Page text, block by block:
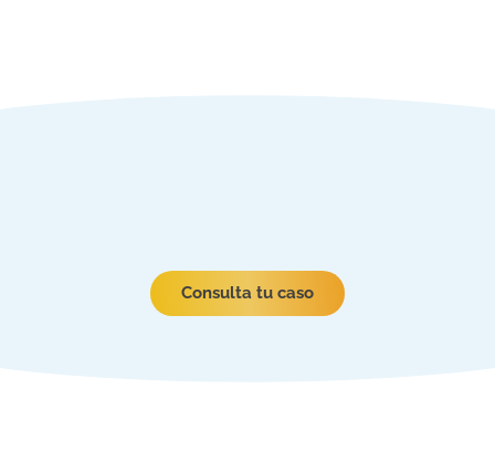
Consulta tu caso